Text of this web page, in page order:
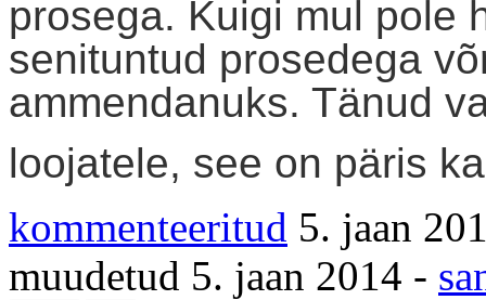
prosega. Kuigi mul pole
senituntud prosedega
ammendanuks. Tänud
loojatele, see on päris
kommenteeritud 5. jaan
muudetud 5. jaan 2014 -